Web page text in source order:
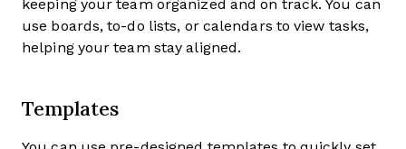
keeping your team organized and on track. You can
use boards, to-do lists, or calendars to view tasks,
helping your team stay aligned.
Templates